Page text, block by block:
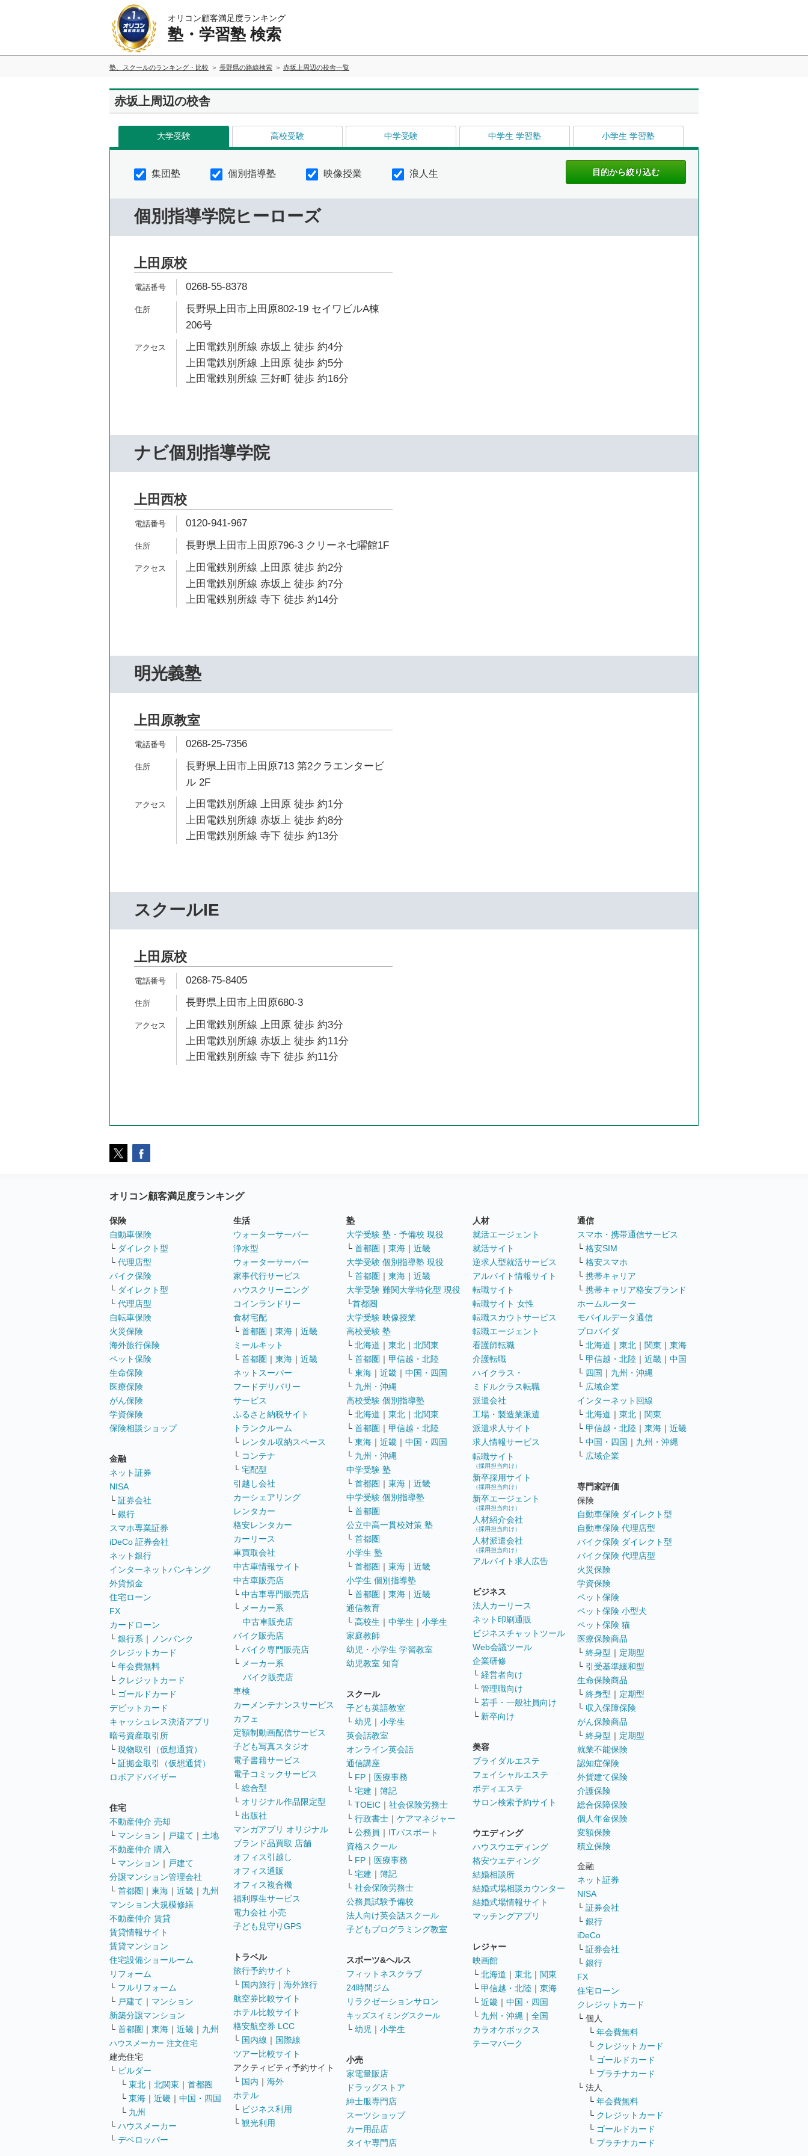
オリコン顧客満足度ランキング
塾・学習塾 検索
塾、スクールのランキング・比較 長野県の路線検索 赤坂上周辺の校舎一覧
赤坂上周辺の校舎
大学受験 高校受験 中学受験 中学生 学習塾 小学生 学習塾
集団塾 個別指導塾 映像授業 浪人生
個別指導学院ヒーローズ
上田原校
0268-55-8378
長野県上田市上田原802-19 セイワビルA棟
206号
上田電鉄別所線 赤坂上 徒歩 約4分
上田電鉄別所線 上田原 徒歩 約5分
上田電鉄別所線 三好町 徒歩 約16分
ナビ個別指導学院
上田西校
0120-941-967
長野県上田市上田原796-3 クリーネ七曜館1F
上田電鉄別所線 上田原 徒歩 約2分
上田電鉄別所線 赤坂上 徒歩 約7分
上田電鉄別所線 寺下 徒歩 約14分
明光義塾
上田原教室
0268-25-7356
長野県上田市上田原713 第2クラエンタービ
ル 2F
上田電鉄別所線 上田原 徒歩 約1分
上田電鉄別所線 赤坂上 徒歩 約8分
上田電鉄別所線 寺下 徒歩 約13分
スクールIE
上田原校
0268-75-8405
長野県上田市上田原680-3
上田電鉄別所線 上田原 徒歩 約3分
上田電鉄別所線 赤坂上 徒歩 約11分
上田電鉄別所線 寺下 徒歩 約11分
オリコン顧客満足度ランキング
保険
自動車保険
└ ダイレクト型
└ 代理店型
バイク保険
└ ダイレクト型
└ 代理店型
自転車保険
火災保険
海外旅行保険
ペット保険
生命保険
医療保険
がん保険
学資保険
保険相談ショップ
金融
ネット証券
NISA
└ 証券会社
└ 銀行
スマホ専業証券
iDeCo 証券会社
ネット銀行
インターネットバンキング
外貨預金
住宅ローン
FX
カードローン
└ 銀行系 ｜
ノンバンク
クレジットカード
└ 年会費無料
└ クレジットカード
└ ゴールドカード
デビットカード
キャッシュレス決済アプリ
暗号資産取引所
└ 現物取引（仮想通貨）
└ 証拠金取引（仮想通貨）
ロボアドバイザー
住宅
不動産仲介 売却
└ マンション ｜ 戸建て ｜ 土地
不動産仲介 購入
└ マンション ｜ 戸建て
分譲マンション管理会社
└ 首都圏 ｜ 東海 ｜ 近畿 ｜ 九州
マンション大規模修繕
不動産仲介 賃貸
賃貸情報サイト
賃貸マンション
住宅設備ショールーム
リフォーム
└ フルリフォーム
└ 戸建て ｜ マンション
新築分譲マンション
└ 首都圏 ｜ 東海 ｜ 近畿 ｜ 九州
ハウスメーカー 注文住宅
建売住宅
└ ビルダー
└ 東北 ｜ 北関東 ｜ 首都圏
└ 東海 ｜ 近畿 ｜ 中国・四国
└ 九州
└ ハウスメーカー
└ デベロッパー
生活
ウォーターサーバー
浄水型
ウォーターサーバー
家事代行サービス
ハウスクリーニング
コインランドリー
食材宅配
└ 首都圏 ｜ 東海 ｜ 近畿
ミールキット
└ 首都圏 ｜ 東海 ｜ 近畿
ネットスーパー
フードデリバリー
サービス
ふるさと納税サイト
トランクルーム
└ レンタル収納スペース
└ コンテナ
└ 宅配型
引越し会社
カーシェアリング
レンタカー
格安レンタカー
カーリース
車買取会社
中古車情報サイト
中古車販売店
└ 中古車専門販売店
└ メーカー系
中古車販売店
バイク販売店
└ バイク専門販売店
└ メーカー系
バイク販売店
車検
カーメンテナンスサービス
カフェ
定額制動画配信サービス
子ども写真スタジオ
電子書籍サービス
電子コミックサービス
└ 総合型
└ オリジナル作品限定型
└ 出版社
マンガアプリ オリジナル
ブランド品買取 店舗
オフィス引越し
オフィス通販
オフィス複合機
福利厚生サービス
電力会社 小売
子ども見守りGPS
トラベル
旅行予約サイト
└ 国内旅行 ｜ 海外旅行
航空券比較サイト
ホテル比較サイト
格安航空券 LCC
└ 国内線 ｜ 国際線
ツアー比較サイト
アクティビティ予約サイト
└ 国内 ｜ 海外
ホテル
└ ビジネス利用
└ 観光利用
塾
大学受験 塾・予備校 現役
└ 首都圏 ｜ 東海 ｜ 近畿
大学受験 個別指導塾 現役
└ 首都圏 ｜ 東海 ｜ 近畿
大学受験 難関大学特化型 現役
└首都圏
大学受験 映像授業
高校受験 塾
└ 北海道 ｜ 東北 ｜ 北関東
└ 首都圏 ｜ 甲信越・北陸
└ 東海 ｜ 近畿 ｜ 中国・四国
└ 九州・沖縄
高校受験 個別指導塾
└ 北海道 ｜ 東北 ｜ 北関東
└ 首都圏 ｜ 甲信越・北陸
└ 東海 ｜ 近畿 ｜ 中国・四国
└ 九州・沖縄
中学受験 塾
└ 首都圏 ｜ 東海 ｜ 近畿
中学受験 個別指導塾
└ 首都圏
公立中高一貫校対策 塾
└ 首都圏
小学生 塾
└ 首都圏 ｜ 東海 ｜ 近畿
小学生 個別指導塾
└ 首都圏 ｜ 東海 ｜ 近畿
通信教育
└ 高校生 ｜ 中学生 ｜ 小学生
家庭教師
幼児・小学生 学習教室
幼児教室 知育
スクール
子ども英語教室
└ 幼児 ｜ 小学生
英会話教室
オンライン英会話
通信講座
└ FP ｜ 医療事務
└ 宅建 ｜ 簿記
└ TOEIC ｜ 社会保険労務士
└ 行政書士 ｜ ケアマネジャー
└ 公務員 ｜ ITパスポート
資格スクール
└ FP ｜ 医療事務
└ 宅建 ｜ 簿記
└ 社会保険労務士
公務員試験予備校
法人向け英会話スクール
子どもプログラミング教室
スポーツ&ヘルス
フィットネスクラブ
24時間ジム
リラクゼーションサロン
キッズスイミングスクール
└ 幼児 ｜ 小学生
小売
家電量販店
ドラッグストア
紳士服専門店
スーツショップ
カー用品店
タイヤ専門店
人材
就活エージェント
就活サイト
逆求人型就活サービス
アルバイト情報サイト
転職サイト
転職サイト 女性
転職スカウトサービス
転職エージェント
看護師転職
介護転職
ハイクラス・
ミドルクラス転職
派遣会社
工場・製造業派遣
派遣求人サイト
求人情報サービス
転職サイト
（採用担当向け）
新卒採用サイト
（採用担当向け）
新卒エージェント
（採用担当向け）
人材紹介会社
（採用担当向け）
人材派遣会社
（採用担当向け）
アルバイト求人広告
ビジネス
法人カーリース
ネット印刷通販
ビジネスチャットツール
Web会議ツール
企業研修
└ 経営者向け
└ 管理職向け
└ 若手・一般社員向け
└ 新卒向け
美容
ブライダルエステ
フェイシャルエステ
ボディエステ
サロン検索予約サイト
ウエディング
ハウスウエディング
格安ウエディング
結婚相談所
結婚式場相談カウンター
結婚式場情報サイト
マッチングアプリ
レジャー
映画館
└ 北海道 ｜ 東北 ｜ 関東
└ 甲信越・北陸 ｜ 東海
└ 近畿 ｜ 中国・四国
└ 九州・沖縄 ｜ 全国
カラオケボックス
テーマパーク
通信
スマホ・携帯通信サービス
└ 格安SIM
└ 格安スマホ
└ 携帯キャリア
└ 携帯キャリア格安ブランド
ホームルーター
モバイルデータ通信
プロバイダ
└ 北海道 ｜ 東北 ｜ 関東 ｜ 東海
└ 甲信越・北陸 ｜ 近畿 ｜ 中国
└ 四国 ｜ 九州・沖縄
└ 広域企業
インターネット回線
└ 北海道 ｜ 東北 ｜ 関東
└ 甲信越・北陸 ｜ 東海 ｜ 近畿
└ 中国・四国 ｜ 九州・沖縄
└ 広域企業
専門家評価
保険
自動車保険 ダイレクト型
自動車保険 代理店型
バイク保険 ダイレクト型
バイク保険 代理店型
火災保険
学資保険
ペット保険
ペット保険 小型犬
ペット保険 猫
医療保険商品
└ 終身型 ｜ 定期型
└ 引受基準緩和型
生命保険商品
└ 終身型 ｜ 定期型
└ 収入保障保険
がん保険商品
└ 終身型 ｜ 定期型
就業不能保険
認知症保険
外貨建て保険
介護保険
総合保障保険
個人年金保険
変額保険
積立保険
金融
ネット証券
NISA
└ 証券会社
└ 銀行
iDeCo
└ 証券会社
└ 銀行
FX
住宅ローン
クレジットカード
└ 個人
└ 年会費無料
└ クレジットカード
└ ゴールドカード
└ プラチナカード
└ 法人
└ 年会費無料
└ クレジットカード
└ ゴールドカード
└ プラチナカード